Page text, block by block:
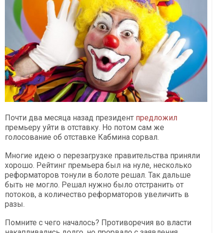
Почти два месяца назад президент предложил
премьеру уйти в отставку. Но потом сам же
голосование об отставке Кабмина сорвал.
Многие идею о перезагрузке правительства приняли
хорошо. Рейтинг премьера был на нуле, несколько
реформаторов тонули в болоте решал. Так дальше
быть не могло. Решал нужно было отстранить от
потоков, а количество реформаторов увеличить в
разы.
Помните с чего началось? Противоречия во власти